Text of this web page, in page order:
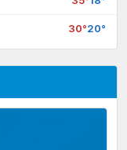
30°20°